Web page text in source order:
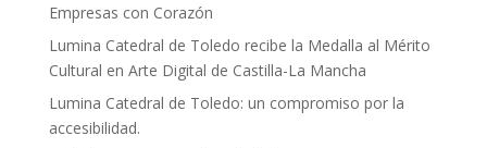
Empresas con Corazón
Lumina Catedral de Toledo recibe la Medalla al Mérito
Cultural en Arte Digital de Castilla-La Mancha
Lumina Catedral de Toledo: un compromiso por la
accesibilidad.